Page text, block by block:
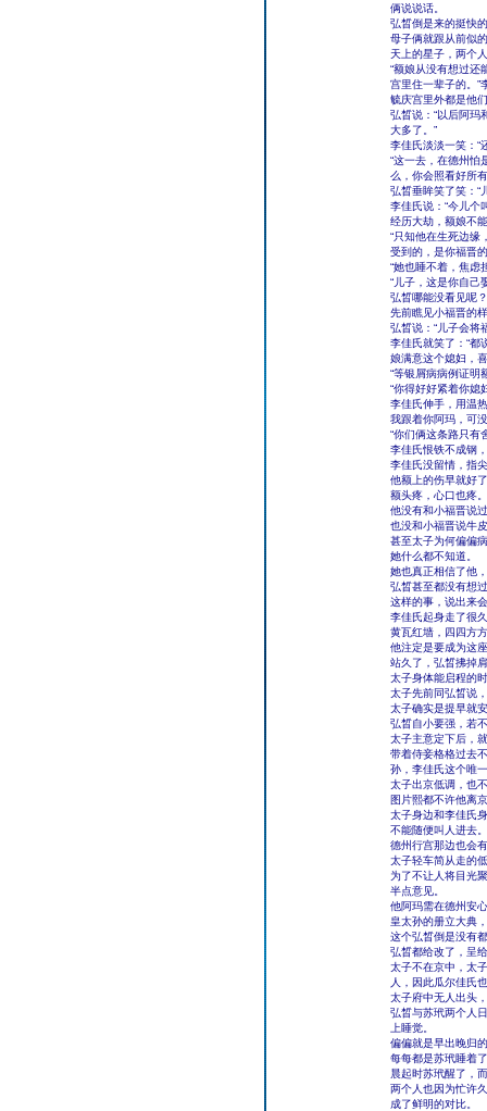
俩说说话。
弘晳倒是来的挺快
母子俩就跟从前似
天上的星子，两个
“额娘从没有想过还
宫里住一辈子的。”
毓庆宫里外都是他
弘晳说：“以后阿玛
大多了。”
李佳氏淡淡一笑：“
“这一去，在德州怕
么，你会照看好所
弘晳垂眸笑了笑：“
李佳氏说：“今儿个
经历大劫，额娘不
“只知他在生死边缘
受到的，是你福晋
“她也睡不着，焦虑
“儿子，这是你自己
弘晳哪能没看见呢？
先前瞧见小福晋的
弘晳说：“儿子会将
李佳氏就笑了：“都
娘满意这个媳妇，
“等银屑病病例证明
“你得好好紧着你媳
李佳氏伸手，用温
我跟着你阿玛，可
“你们俩这条路只有
李佳氏恨铁不成钢
李佳氏没留情，指
他额上的伤早就好
额头疼，心口也疼。
他没有和小福晋说
也没和小福晋说牛
甚至太子为何偏偏
她什么都不知道。
她也真正相信了他
弘晳甚至都没有想
这样的事，说出来
李佳氏起身走了很
黄瓦红墙，四四方
他注定是要成为这
站久了，弘晳拂掉
太子身体能启程的
太子先前同弘晳说
太子确实是提早就
弘晳自小要强，若
太子主意定下后，
带着侍妾格格过去
孙，李佳氏这个唯
太子出京低调，也
图片熙都不许他离
太子身边和李佳氏
不能随便叫人进去。
德州行宫那边也会
太子轻车简从走的
为了不让人将目光
半点意见。
他阿玛需在德州安
皇太孙的册立大典
这个弘晳倒是没有
弘晳都给改了，呈
太子不在京中，太
人，因此瓜尔佳氏
太子府中无人出头
弘晳与苏玳两个人
上睡觉。
偏偏就是早出晚归
每每都是苏玳睡着
晨起时苏玳醒了，
两个人也因为忙许
成了鲜明的对比。